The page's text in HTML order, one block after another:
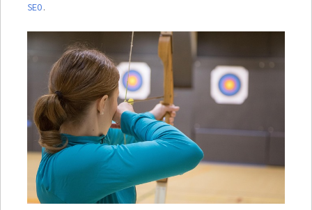
SEO.